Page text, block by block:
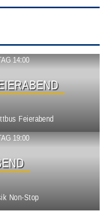
14:00
Feierabend
19:00
Non-Stop